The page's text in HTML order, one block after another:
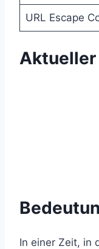
URL Escape
Aktueller
In einer Zeit, in